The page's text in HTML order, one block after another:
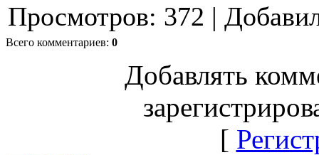
Просмотров: 372 |
Всего комментариев: 0
Добавлять
[